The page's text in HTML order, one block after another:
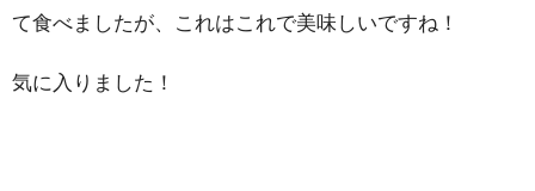
て食べましたが、これはこれで美味しいですね！
気に入りました！